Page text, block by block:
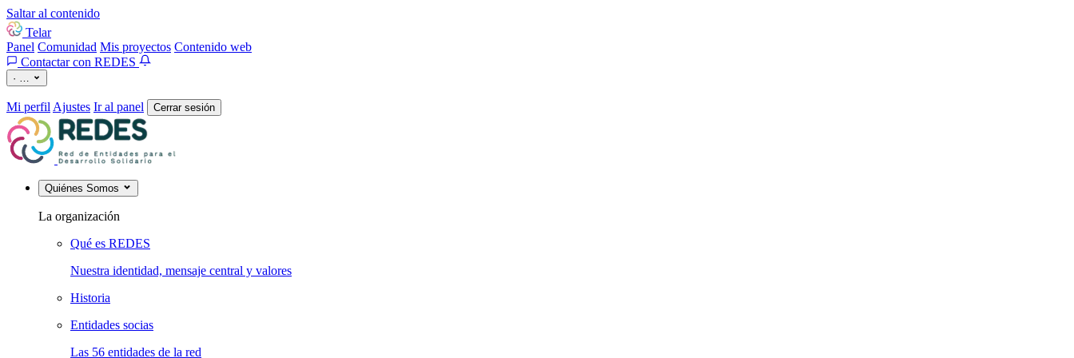
Saltar al contenido
Telar
Panel Comunidad Mis proyectos Contenido web
Contactar con REDES
· …
Mi perfil Ajustes Ir al panel Cerrar sesión
Quiénes Somos
La organización
Qué es REDES
Nuestra identidad, mensaje central y valores
Historia
Entidades socias
Las 56 entidades de la red